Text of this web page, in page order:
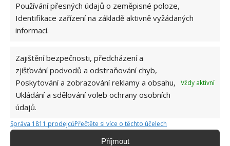
Používání přesných údajů o zeměpisné poloze,
Identifikace zařízení na základě aktivně vyžádaných
informací.
Zajištění bezpečnosti, předcházení a
zjišťování podvodů a odstraňování chyb,
Poskytování a zobrazování reklamy a obsahu,
Ukládání a sdělování voleb ochrany osobních
údajů.
Vždy aktivní
Správa 1811 prodejcůPřečtěte si více o těchto účelech
Příjmout
A to včetně zajímavých cukrovinek. A to vše zdarma,
nebo za symbolický příspěvek. A to stejné platí i o
lístku. Promítání je zdarma – ale jenom pro rodinu,